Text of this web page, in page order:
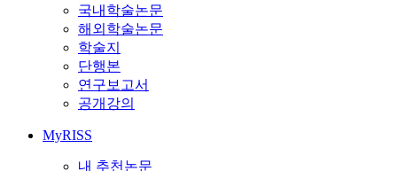
국내학술논문
해외학술논문
학술지
단행본
연구보고서
공개강의
MyRISS
내 추천논문